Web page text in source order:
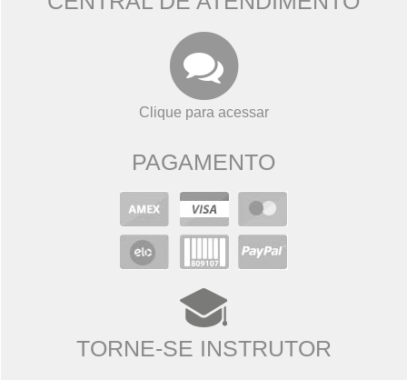
Clique para acessar
PAGAMENTO
TORNE-SE INSTRUTOR